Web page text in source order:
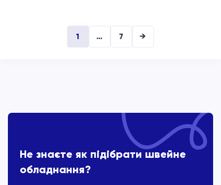
1 … 7 →
Не знаєте як підібрати швейне
обладнання?